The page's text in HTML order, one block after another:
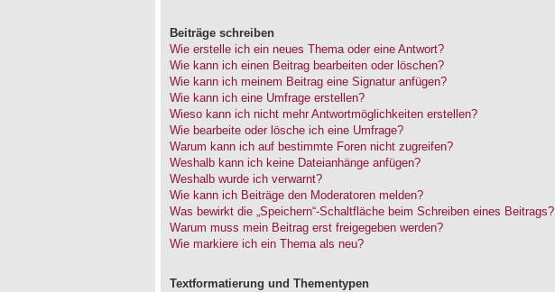
Beiträge schreiben
Wie erstelle ich ein neues Thema oder eine Antwort?
Wie kann ich einen Beitrag bearbeiten oder löschen?
Wie kann ich meinem Beitrag eine Signatur anfügen?
Wie kann ich eine Umfrage erstellen?
Wieso kann ich nicht mehr Antwortmöglichkeiten erstellen?
Wie bearbeite oder lösche ich eine Umfrage?
Warum kann ich auf bestimmte Foren nicht zugreifen?
Weshalb kann ich keine Dateianhänge anfügen?
Weshalb wurde ich verwarnt?
Wie kann ich Beiträge den Moderatoren melden?
Was bewirkt die „Speichern“-Schaltfläche beim Schreiben eines Beitrags?
Warum muss mein Beitrag erst freigegeben werden?
Wie markiere ich ein Thema als neu?
Textformatierung und Thementypen